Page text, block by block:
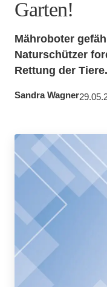
Garten!
Mähroboter
Naturschützer
Rettung der Tiere.
Sandra Wagner